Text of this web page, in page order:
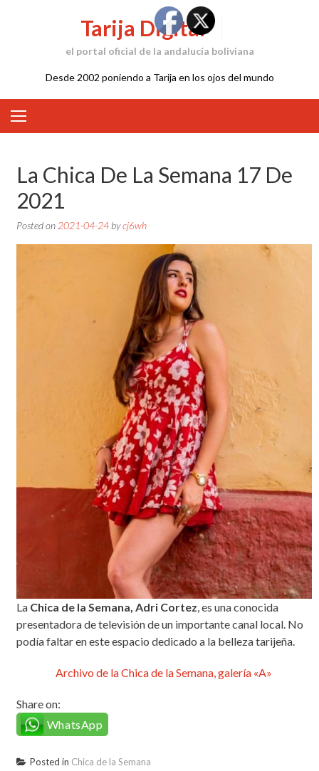
Tarija Digital
el portal oficial de la andalucía boliviana
Desde 2002 poniendo a Tarija en los ojos del mundo
La Chica De La Semana 17 De
2021
Posted on 2021-04-24bycj6wh
La Chica de la Semana, Adri Cortez, es una conocida
presentadora de televisión de un importante canal local. No
podía faltar en este espacio dedicado a la belleza tarijeña.
Archivo de la Chica de la Semana, galería «A»
Share on:
WhatsApp
Posted in Chica de la Semana